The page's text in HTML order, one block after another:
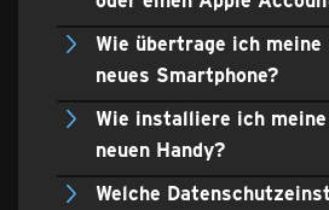
Wie übertrage ich meine
neues Smartphone?
Wie installiere ich
neuen Handy?
Welche